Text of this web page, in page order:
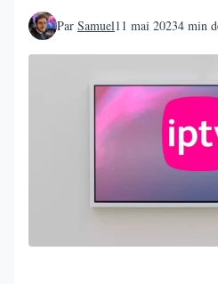
Par Samuel11 mai 20234 min